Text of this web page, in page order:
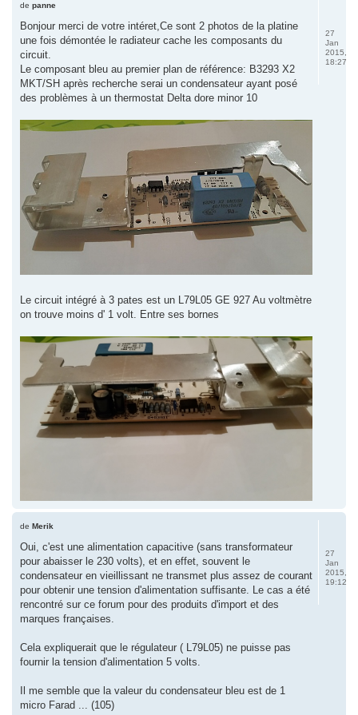
de panne
Bonjour merci de votre intéret,Ce sont 2 photos de la platine
une fois démontée le radiateur cache les composants du
circuit.
Le composant bleu au premier plan de référence: B3293 X2
MKT/SH après recherche serai un condensateur ayant posé
des problèmes à un thermostat Delta dore minor 10
Le circuit intégré à 3 pates est un L79L05 GE 927 Au voltmètre
on trouve moins d' 1 volt. Entre ses bornes
27
Jan
2015,
18:27
de Merik
Oui, c'est une alimentation capacitive (sans transformateur
pour abaisser le 230 volts), et en effet, souvent le
condensateur en vieillissant ne transmet plus assez de courant
pour obtenir une tension d'alimentation suffisante. Le cas a été
rencontré sur ce forum pour des produits d'import et des
marques françaises.
Cela expliquerait que le régulateur ( L79L05) ne puisse pas
fournir la tension d'alimentation 5 volts.
Il me semble que la valeur du condensateur bleu est de 1
micro Farad ... (105)
27
Jan
2015,
19:12